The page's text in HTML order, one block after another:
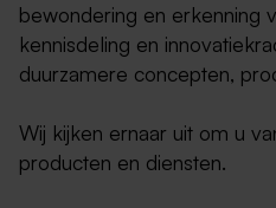
bewondering en erkenning
kennisdeling en
duurzamere concepten,
Wij kijken ernaar uit om u
producten en diensten.